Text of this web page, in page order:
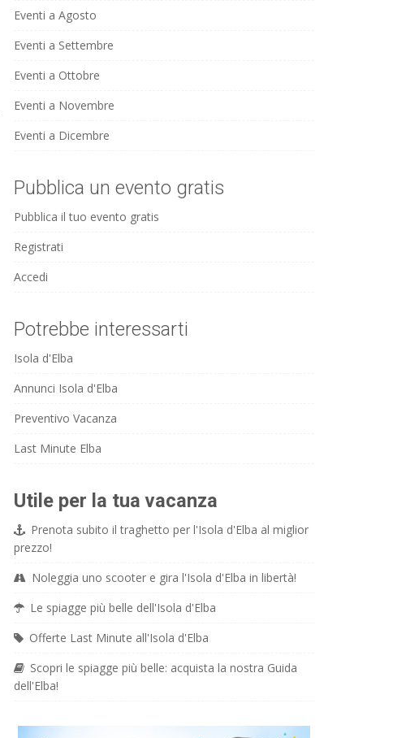
Eventi a Agosto
Eventi a Settembre
Eventi a Ottobre
Eventi a Novembre
Eventi a Dicembre
Pubblica un evento gratis
Pubblica il tuo evento gratis
Registrati
Accedi
Potrebbe interessarti
Isola d'Elba
Annunci Isola d'Elba
Preventivo Vacanza
Last Minute Elba
Utile per la tua vacanza
Prenota subito il traghetto per l'Isola d'Elba al miglior
prezzo!
Noleggia uno scooter e gira l'Isola d'Elba in libertà!
Le spiagge più belle dell'Isola d'Elba
Offerte Last Minute all'Isola d'Elba
Scopri le spiagge più belle: acquista la nostra Guida
dell'Elba!